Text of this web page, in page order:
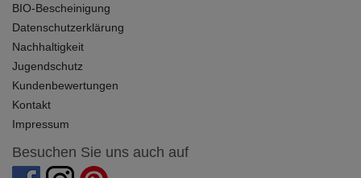
BIO-Bescheinigung
Datenschutzerklärung
Nachhaltigkeit
Jugendschutz
Kundenbewertungen
Kontakt
Impressum
Besuchen Sie uns auch auf